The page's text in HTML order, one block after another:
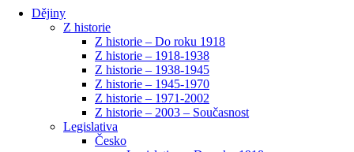
Dějiny
Z historie
Z historie – Do roku 1918
Z historie – 1918-1938
Z historie – 1938-1945
Z historie – 1945-1970
Z historie – 1971-2002
Z historie – 2003 – Současnost
Legislativa
Česko